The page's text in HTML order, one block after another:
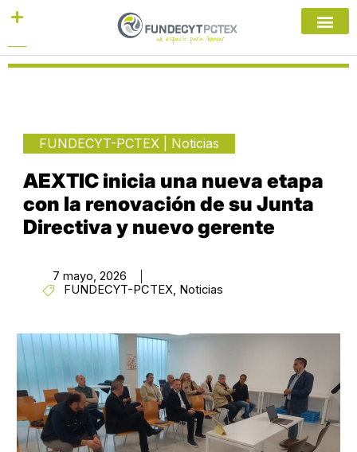
FUNDECYT-PCTEX Noticias
AEXTIC inicia una nueva etapa
con la renovación de su Junta
Directiva y nuevo gerente
7 mayo, 2026
FUNDECYT-PCTEX, Noticias